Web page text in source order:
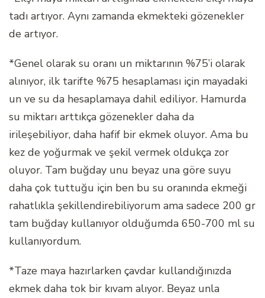
tadı artıyor. Aynı zamanda ekmekteki gözenekler
de artıyor.
*Genel olarak su oranı un miktarının %75’i olarak
alınıyor, ilk tarifte %75 hesaplaması için mayadaki
un ve su da hesaplamaya dahil ediliyor. Hamurda
su miktarı arttıkça gözenekler daha da
irileşebiliyor, daha hafif bir ekmek oluyor. Ama bu
kez de yoğurmak ve şekil vermek oldukça zor
oluyor. Tam buğday unu beyaz una göre suyu
daha çok tuttuğu için ben bu su oranında ekmeği
rahatlıkla şekillendirebiliyorum ama sadece 200 gr
tam buğday kullanıyor olduğumda 650-700 ml su
kullanıyordum.
*Taze maya hazırlarken çavdar kullandığınızda
ekmek daha tok bir kıvam alıyor. Beyaz unla